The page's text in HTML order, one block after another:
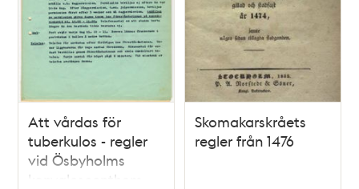
Att vårdas för
tuberkulos - regler
vid Ösbyholms
konvalescenthem
Skomakarskråets
regler från 1476